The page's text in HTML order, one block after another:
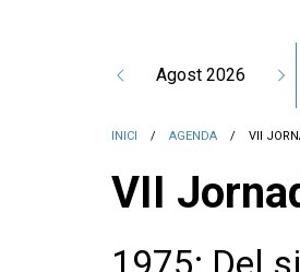
Agost 2026
INICI AGENDA VII
VII